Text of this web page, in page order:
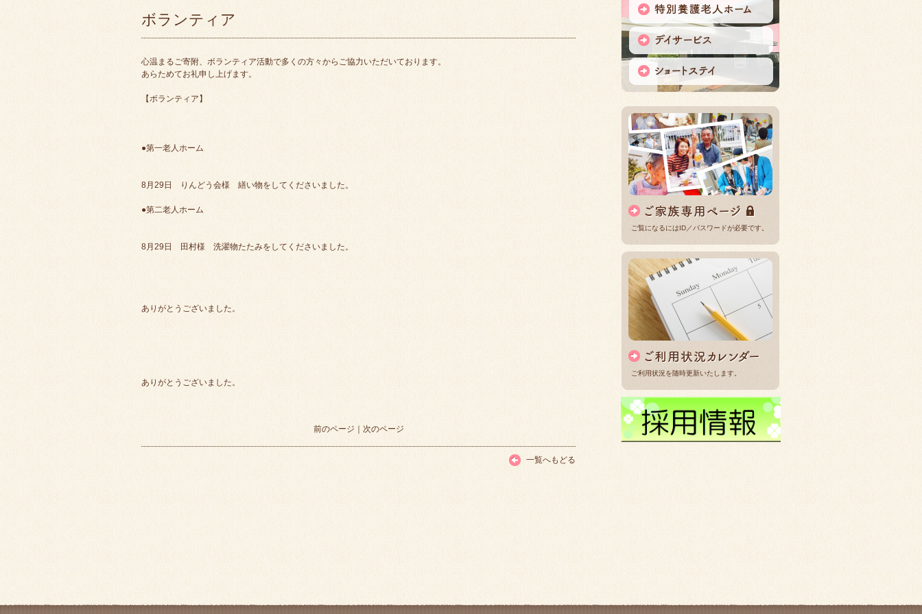
ボランティア
心温まるご寄附、ボランティア活動で多くの方々からご協力いただいております。
あらためてお礼申し上げます。
【ボランティア】
●第一老人ホーム
8月29日 りんどう会様 繕い物をしてくださいました。
●第二老人ホーム
8月29日 田村様 洗濯物たたみをしてくださいました。
ありがとうございました。
ありがとうございました。
前のページ 次のページ
一覧へもどる
ご覧になるにはID／パスワードが必要です。
ご利用状況を随時更新いたします。